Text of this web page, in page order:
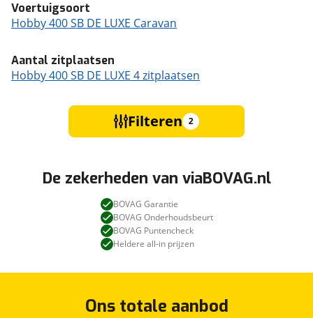
Voertuigsoort
Hobby 400 SB DE LUXE Caravan
Aantal zitplaatsen
Hobby 400 SB DE LUXE 4 zitplaatsen
Filteren 2
De zekerheden van viaBOVAG.nl
BOVAG Garantie
BOVAG Onderhoudsbeurt
BOVAG Puntencheck
Heldere all-in prijzen
Ons totale aanbod